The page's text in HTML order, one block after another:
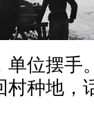
位摆手
村种地，